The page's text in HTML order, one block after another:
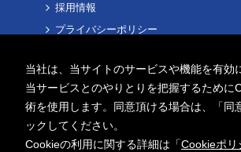
当社は、当サイトのサービスや機能を有効
当サービスとのやりとりを把握するために
術を使用します。同意頂ける場合は、「同
ックしてください。
Cookieの利用に関する詳細は「Cookieポリ
採用情報
プライバシーポリシー